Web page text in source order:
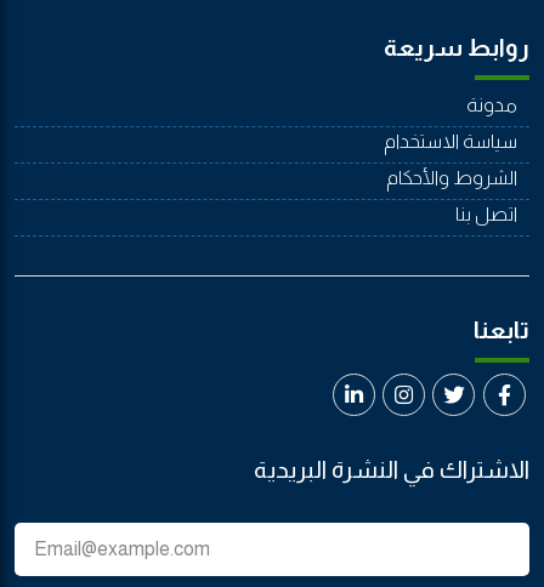
روابط سريعة
مدونة
سياسة الاستخدام
الشروط والأحكام
اتصل بنا
تابعنا
الاشتراك في النشرة البريدية